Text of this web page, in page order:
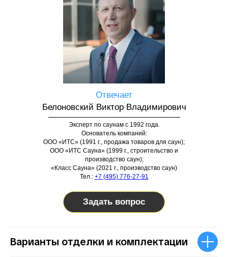
Эксперт по саунам с 1992 года.
Основатель компаний:
ООО «ИТС» (1991 г., продажа товаров для саун);
ООО «ИТС Сауна» (1999 г., строительство и
производство саун);
«Класс Сауна» (2021 г., производство саун)
Тел.: +7 (495) 776-27-91
Отвечает
Белоновский Виктор Владимирович
Задать вопрос
Варианты отделки и комплектации